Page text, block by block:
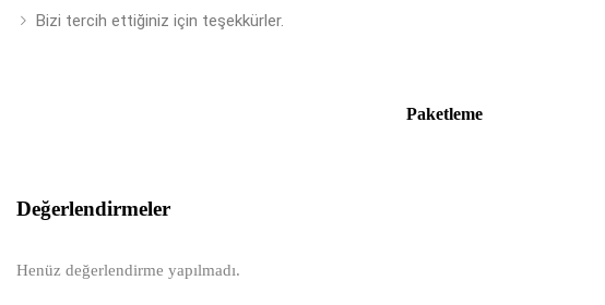
Bizi tercih ettiğiniz için teşekkürler.
Paketleme
Değerlendirmeler
Henüz değerlendirme yapılmadı.